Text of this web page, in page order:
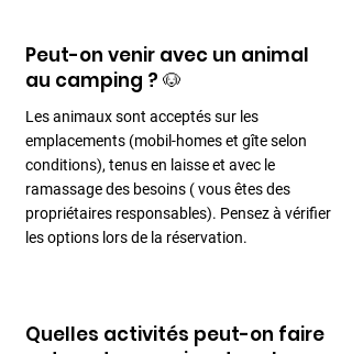
Peut-on venir avec un animal
au camping ? 🐶
Les animaux sont acceptés sur les
emplacements (mobil-homes et gîte selon
conditions), tenus en laisse et avec le
ramassage des besoins ( vous êtes des
propriétaires responsables). Pensez à vérifier
les options lors de la réservation.
Quelles activités peut-on faire